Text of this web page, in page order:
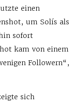
einen
um Solís als
sofort
kam von einem
Followern“,
sich